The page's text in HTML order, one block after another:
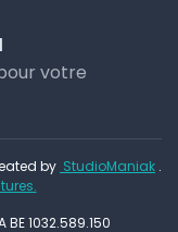
votre
by StudioManiak .
BE 1032.589.150